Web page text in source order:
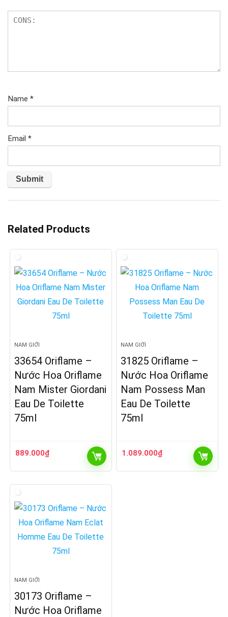
Name *
Email *
Related Products
NAM GIỚI
33654 Oriflame –
Nước Hoa Oriflame
Nam Mister Giordani
Eau De Toilette
75ml
889.000₫
NAM GIỚI
31825 Oriflame –
Nước Hoa Oriflame
Nam Possess Man
Eau De Toilette
75ml
1.089.000₫
NAM GIỚI
30173 Oriflame –
Nước Hoa Oriflame